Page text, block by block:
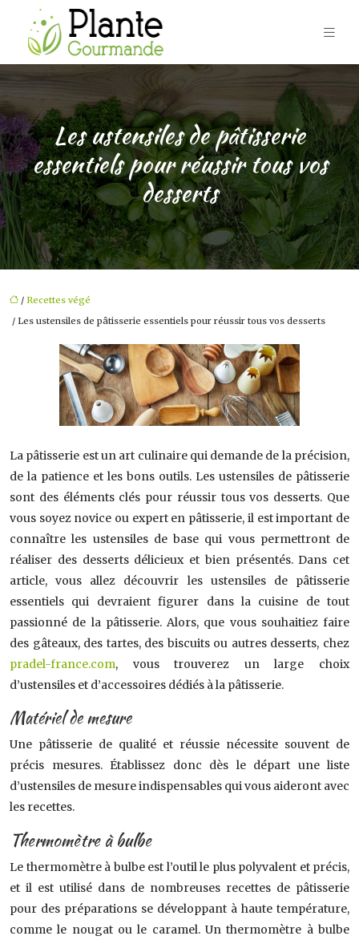
Les ustensiles de pâtisserie
essentiels pour réussir tous vos
desserts
/ Recettes végé
/ Les ustensiles de pâtisserie essentiels pour réussir tous vos desserts
La pâtisserie est un art culinaire qui demande de la précision,
de la patience et les bons outils. Les ustensiles de pâtisserie
sont des éléments clés pour réussir tous vos desserts. Que
vous soyez novice ou expert en pâtisserie, il est important de
connaître les ustensiles de base qui vous permettront de
réaliser des desserts délicieux et bien présentés. Dans cet
article, vous allez découvrir les ustensiles de pâtisserie
essentiels qui devraient figurer dans la cuisine de tout
passionné de la pâtisserie. Alors, que vous souhaitiez faire
des gâteaux, des tartes, des biscuits ou autres desserts, chez
pradel-france.com, vous trouverez un large choix
d’ustensiles et d’accessoires dédiés à la pâtisserie.
Matériel de mesure
Une pâtisserie de qualité et réussie nécessite souvent de
précis mesures. Établissez donc dès le départ une liste
d’ustensiles de mesure indispensables qui vous aideront avec
les recettes.
Thermomètre à bulbe
Le thermomètre à bulbe est l’outil le plus polyvalent et précis,
et il est utilisé dans de nombreuses recettes de pâtisserie
pour des préparations se développant à haute température,
comme le nougat ou le caramel. Un thermomètre à bulbe